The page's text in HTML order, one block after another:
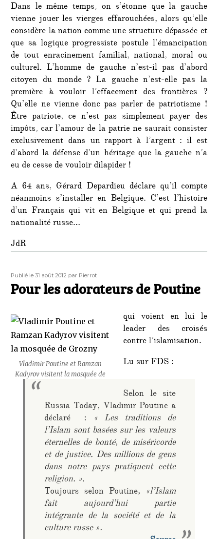
Dans le même temps, on s’étonne que la gauche
vienne jouer les vierges effarouchées, alors qu’elle
considère la nation comme une structure dépassée et
que sa logique progressiste postule l’émancipation
de tout enracinement familial, national, moral ou
culturel. L’homme de gauche n’est-il pas d’abord
citoyen du monde ? La gauche n’est-elle pas la
première à vouloir l’effacement des frontières ?
Qu’elle ne vienne donc pas parler de patriotisme !
Être patriote, ce n’est pas simplement payer des
impôts, car l’amour de la patrie ne saurait consister
exclusivement dans un rapport à l’argent : il est
d’abord la défense d’un héritage que la gauche n’a
eu de cesse de vouloir dilapider !
A 64 ans, Gérard Depardieu déclare qu’il compte
néanmoins s’installer en Belgique. C’est l’histoire
d’un Français qui vit en Belgique et qui prend la
nationalité russe…
JdR
Publié
le
Publié le 31 août 2012 Auteur
par Pierrot
Pour les adorateurs de Poutine
Vladimir Poutine et Ramzan
Kadyrov visitent la mosquée de
qui voient en lui le
leader des croisés
contre l’islamisation.
Lu sur FDS :
Selon le site
Russia Today, Vladimir Poutine a
déclaré : « Les traditions de
l’Islam sont basées sur les valeurs
éternelles de bonté, de miséricorde
et de justice. Des millions de gens
dans notre pays pratiquent cette
religion. ».
Toujours selon Poutine, «l’Islam
fait aujourd’hui partie
intégrante de la société et de la
culture russe ».